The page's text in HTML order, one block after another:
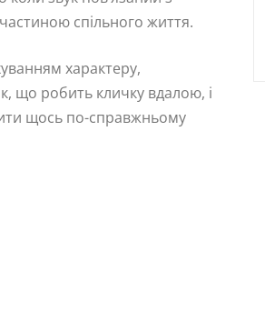
спільного життя.
характеру,
що робить кличку вдалою, і
щось по-справжньому